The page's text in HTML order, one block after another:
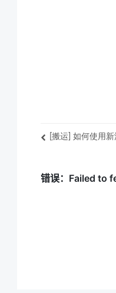
[搬运] 如何使用